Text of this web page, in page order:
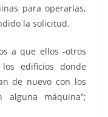
para operarlas,
la solicitud.
a que ellos -otros
edificios donde
de nuevo con los
máquina”;